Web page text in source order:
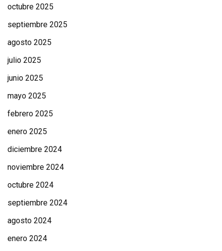
octubre 2025
septiembre 2025
agosto 2025
julio 2025
junio 2025
mayo 2025
febrero 2025
enero 2025
diciembre 2024
noviembre 2024
octubre 2024
septiembre 2024
agosto 2024
enero 2024